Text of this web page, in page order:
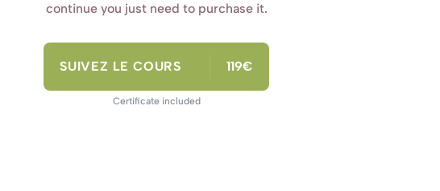
continue you just need to purchase it.
SUIVEZ LE COURS 119€
Certificate included